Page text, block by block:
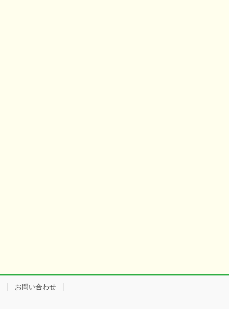
お問い合わせ